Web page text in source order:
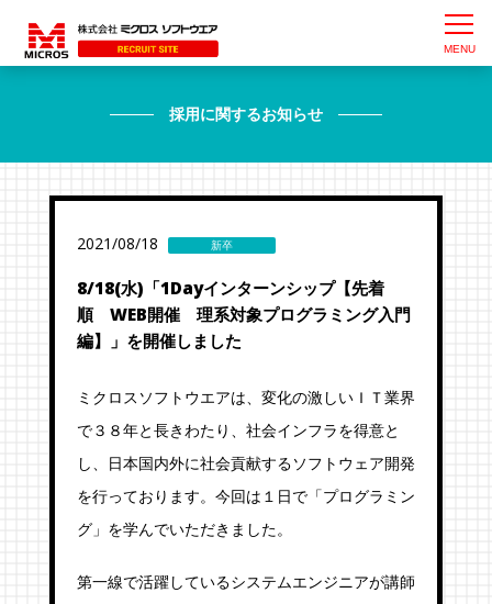
採用に関するお知らせ
2021/08/18 新卒
8/18(水)「1Dayインターンシップ【先着
順 WEB開催 理系対象プログラミング入門
編】」を開催しました
ミクロスソフトウエアは、変化の激しいＩＴ業界
で３８年と長きわたり、社会インフラを得意と
し、日本国内外に社会貢献するソフトウェア開発
を行っております。今回は１日で「プログラミン
グ」を学んでいただきました。
第一線で活躍しているシステムエンジニアが講師